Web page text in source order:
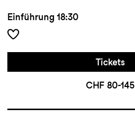
Einführung 18:30
Tickets
CHF 80-145